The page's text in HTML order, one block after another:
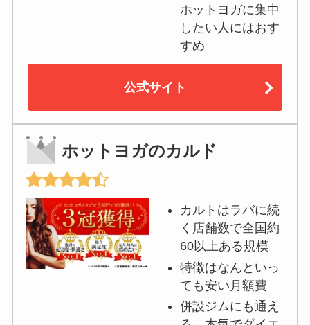
ホットヨガに集中
したい人にはおす
すめ
公式サイト
ホットヨガのカルド
カルトはラバに続
く店舗数で全国約
60以上ある規模
特徴はなんといっ
ても安い月額費
併設ジムにも通え